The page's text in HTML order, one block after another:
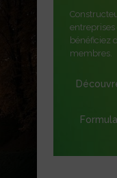
bénéficiez
membres.